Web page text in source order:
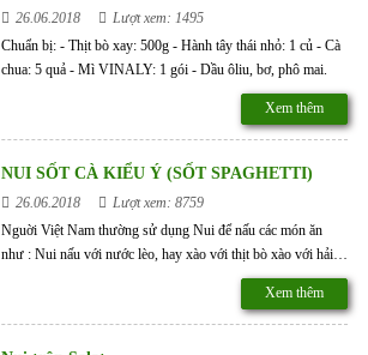
26.06.2018
Lượt xem: 1495
Chuẩn bị: - Thịt bò xay: 500g - Hành tây thái nhỏ: 1 củ - Cà
chua: 5 quả - Mì VINALY: 1 gói - Dầu ôliu, bơ, phô mai.
Xem thêm
NUI SỐT CÀ KIỂU Ý (SỐT SPAGHETTI)
26.06.2018
Lượt xem: 8759
Nguời Việt Nam thường sử dụng Nui để nấu các món ăn
như : Nui nấu với nước lèo, hay xào với thịt bò xào với hải
sản… Nui VINALY cũng có thể ăn với sốt Spaghetti kiểu ý
rất ngon Giới thiệu món ngon với nui VINALY NUI SỐT
CÀ KIỂU Ý (SỐT SPAGHETTI) CHO 4 PHẦN ĂN
THÀNH PHẦN : - Nui vinaly 400g(dùng nui gạo hoặc nui
Xem thêm